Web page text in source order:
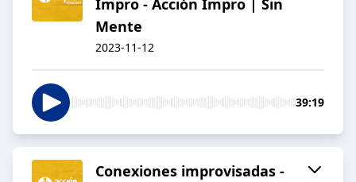
Impro - Acción Impro | Sin
Mente
2023-11-12
39:19
Conexiones improvisadas -